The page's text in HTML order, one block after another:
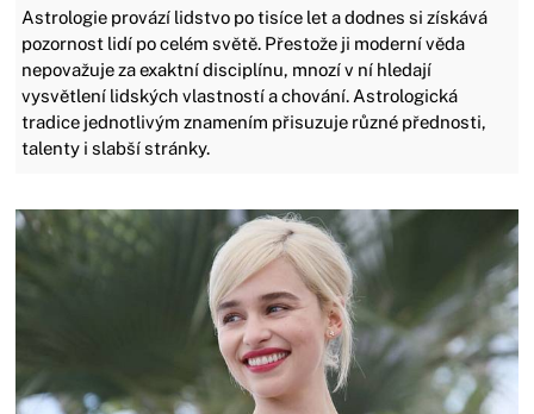
Astrologie provází lidstvo po tisíce let a dodnes si získává
pozornost lidí po celém světě. Přestože ji moderní věda
nepovažuje za exaktní disciplínu, mnozí v ní hledají
vysvětlení lidských vlastností a chování. Astrologická
tradice jednotlivým znamením přisuzuje různé přednosti,
talenty i slabší stránky.